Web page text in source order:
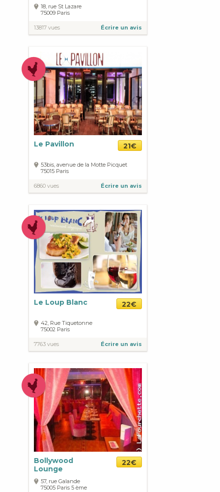
18, rue St Lazare
75009 Paris
13817 vues Écrire un avis
Le Pavillon 21€
53bis, avenue de la Motte Picquet
75015 Paris
6860 vues Écrire un avis
Le Loup Blanc 22€
42, Rue Tiquetonne
75002 Paris
7763 vues Écrire un avis
Bollywood
Lounge
22€
57, rue Galande
75005 Paris 5 ème